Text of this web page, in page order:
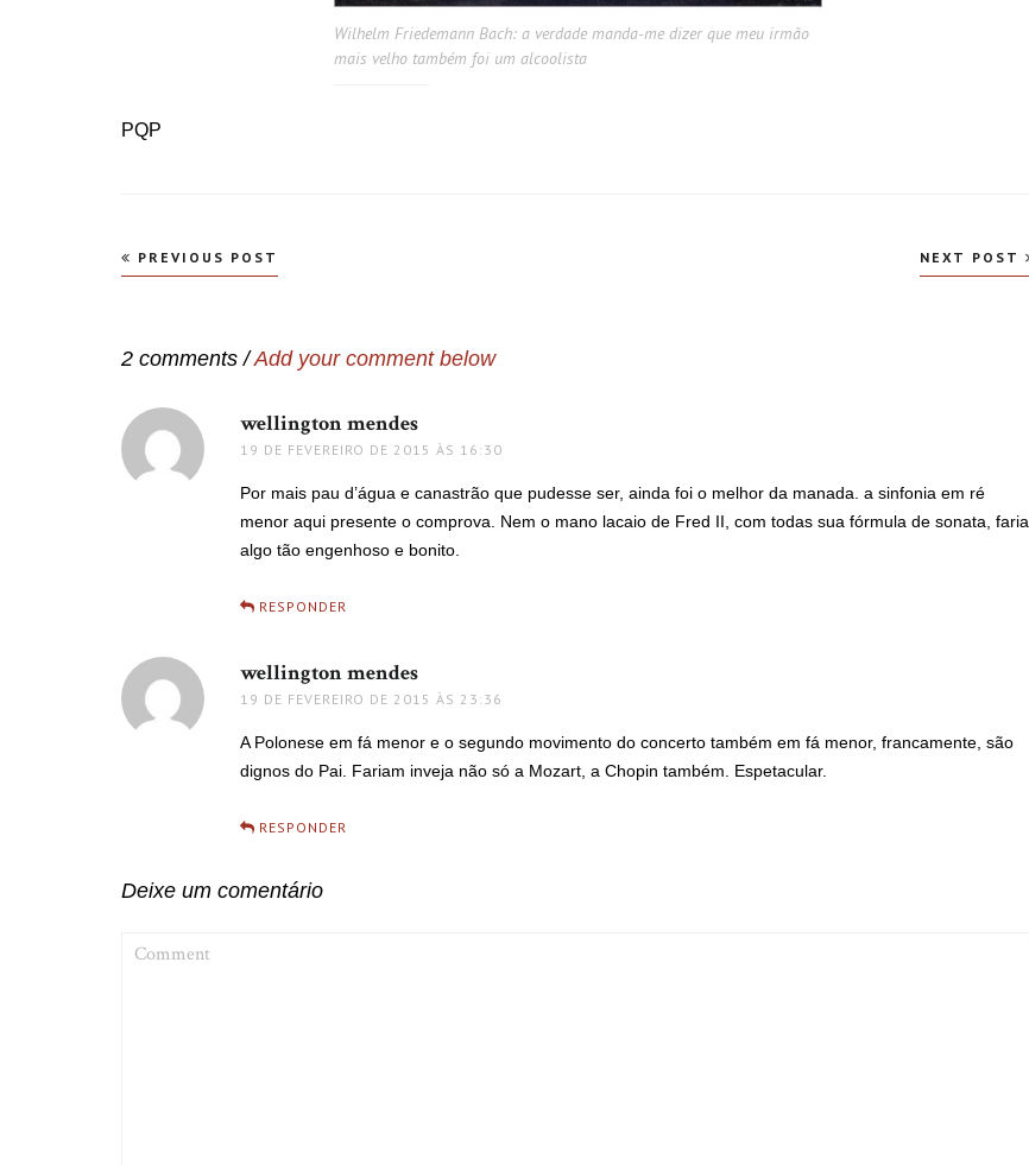
Wilhelm Friedemann Bach: a verdade manda-me dizer que meu irmão
mais velho também foi um alcoolista
PQP
Navegação
PREVIOUS POST NEXT POST
2 comments /Add your comment below
wellington mendes
19 DE FEVEREIRO DE 2015 ÀS 16:30
Por mais pau d’água e canastrão que pudesse ser, ainda foi o melhor da manada. a sinfonia em ré
menor aqui presente o comprova. Nem o mano lacaio de Fred II, com todas sua fórmula de sonata, faria
algo tão engenhoso e bonito.
RESPONDER
wellington mendes
19 DE FEVEREIRO DE 2015 ÀS 23:36
A Polonese em fá menor e o segundo movimento do concerto também em fá menor, francamente, são
dignos do Pai. Fariam inveja não só a Mozart, a Chopin também. Espetacular.
RESPONDER
Deixe um comentário